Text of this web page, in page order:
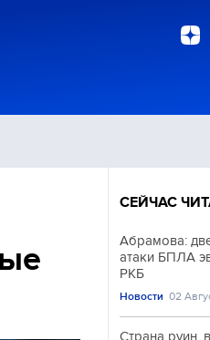
СЕЙЧАС
Абрамова:
атаки БПЛА
РКБ
Новости 02
Страна руин,